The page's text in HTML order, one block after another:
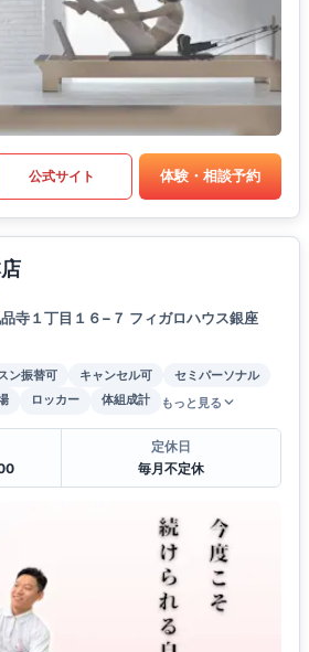
公式サイト 体験・相談予約
寺１丁目１６−７ フィガロハウス銀座
ン振替可 キャンセル可
セミパーソナル
ロッカー 体組成計 もっと見る
定休日
毎月不定休